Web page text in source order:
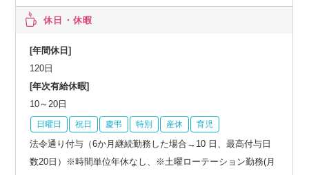
休日・休暇
[年間休日]
120日
[年次有給休暇]
10～20日
日曜日 祝日 慶弔 特別 産休 育児
法令通り付与（6か月継続勤務した場合→10 日、最高付与日
数20日）※時間単位年休なし、※土曜ローテーション勤務(月